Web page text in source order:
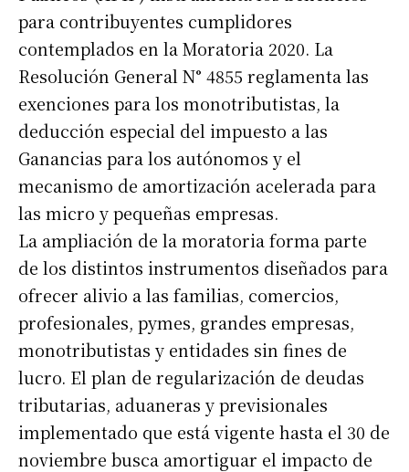
para contribuyentes cumplidores
contemplados en la Moratoria 2020. La
Resolución General N° 4855 reglamenta las
exenciones para los monotributistas, la
deducción especial del impuesto a las
Ganancias para los autónomos y el
mecanismo de amortización acelerada para
las micro y pequeñas empresas.
La ampliación de la moratoria forma parte
de los distintos instrumentos diseñados para
ofrecer alivio a las familias, comercios,
profesionales, pymes, grandes empresas,
monotributistas y entidades sin fines de
lucro. El plan de regularización de deudas
tributarias, aduaneras y previsionales
implementado que está vigente hasta el 30 de
noviembre busca amortiguar el impacto de